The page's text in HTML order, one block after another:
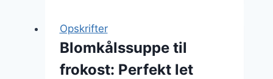
krydderurter
Opskrifter
Blomkålssuppe til
frokost: Perfekt let